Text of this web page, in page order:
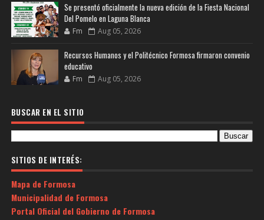
Se presentó oficialmente la nueva edición de la Fiesta Nacional
Del Pomelo en Laguna Blanca
Fm Aug 05, 2026
Recursos Humanos y el Politécnico Formosa firmaron convenio
educativo
Fm Aug 05, 2026
BUSCAR EN EL SITIO
SITIOS DE INTERÉS:
Mapa de Formosa
Municipalidad de Formosa
Portal Oficial del Gobierno de Formosa